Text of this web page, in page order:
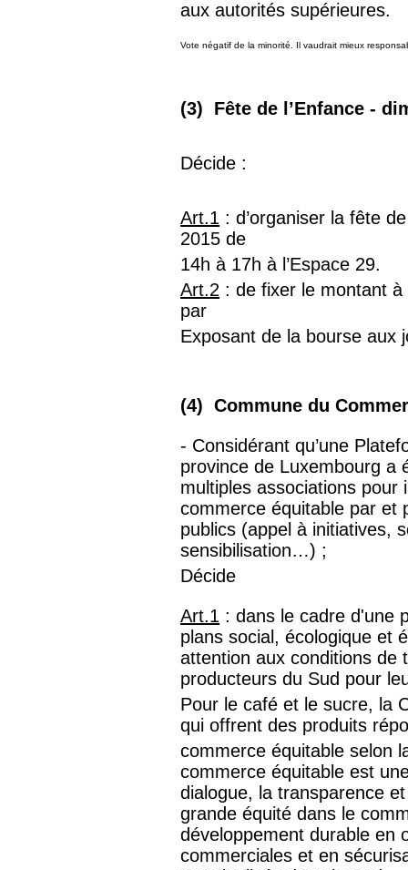
aux autorités supérieures.
Vote négatif de la minorité. Il vaudrait mieux
(3) Fête de l’Enfance -
Décide :
Art.1 : d’organiser la fête
2015 de
14h à 17h à l’Espace 29.
Art.2 : de fixer le montant
par
Exposant de la bourse aux
(4) Commune du
- Considérant qu’une
province de Luxembourg a
multiples associations
commerce équitable par et
publics (appel à initiatives,
sensibilisation…) ;
Décide
Art.1 : dans le cadre d'une
plans social, écologique et
attention aux conditions de
producteurs du Sud pour
Pour le café et le sucre, la
qui offrent des produits
commerce équitable selon
commerce équitable est
dialogue, la transparence
grande équité dans le
développement durable en
commerciales et en